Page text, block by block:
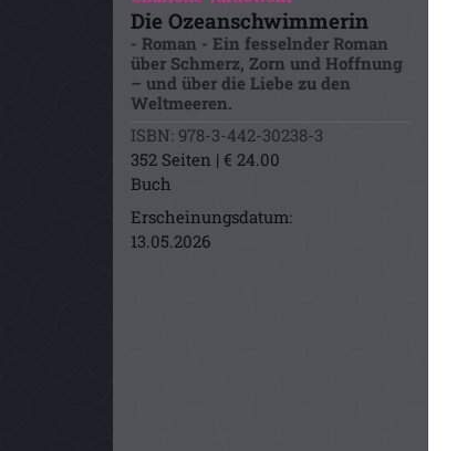
Die Ozeanschwimmerin
- Roman - Ein fesselnder Roman
über Schmerz, Zorn und Hoffnung
– und über die Liebe zu den
Weltmeeren.
ISBN: 978-3-442-30238-3
352 Seiten | € 24.00
Buch
Erscheinungsdatum:
13.05.2026